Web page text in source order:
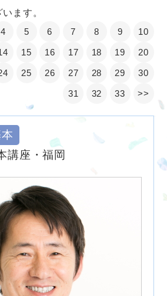
ます。
4 5 6 7 8 9 10
15 16 17 18 19 20
25 26 27 28 29 30
31 32 33 >>
講座・福岡